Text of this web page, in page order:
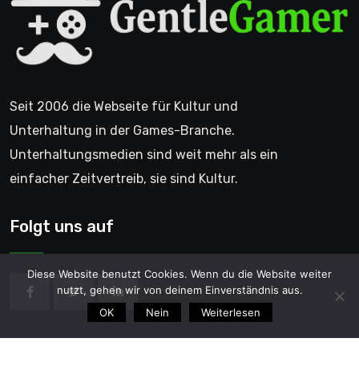
Seit 2006 die Webseite für Kultur und
Unterhaltung in der Games-Branche.
Unterhaltungsmedien sind weit mehr als ein
einfacher Zeitvertreib, sie sind Kultur.
Folgt uns auf
Diese Website benutzt Cookies. Wenn du die Website weiter
nutzt, gehen wir von deinem Einverständnis aus.
OK
Nein Weiterlesen